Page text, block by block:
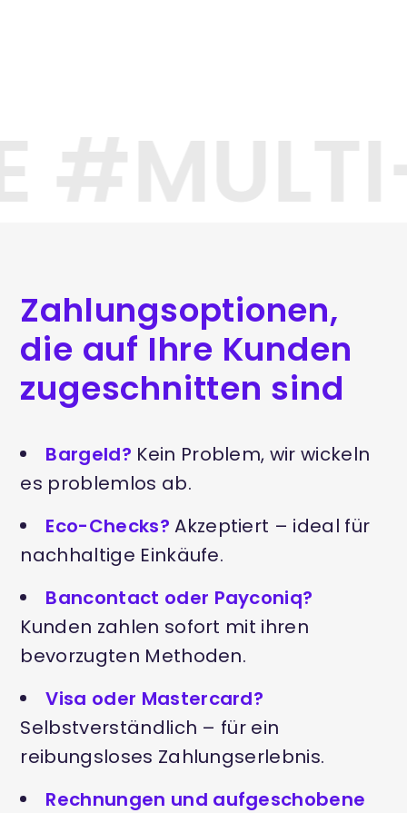
Zahlungsoptionen,
die auf Ihre Kunden
zugeschnitten sind
Bargeld? Kein Problem, wir wickeln
es problemlos ab.
Eco-Checks? Akzeptiert – ideal für
nachhaltige Einkäufe.
Bancontact oder Payconiq?
Kunden zahlen sofort mit ihren
bevorzugten Methoden.
Visa oder Mastercard?
Selbstverständlich – für ein
reibungsloses Zahlungserlebnis.
Rechnungen und aufgeschobene